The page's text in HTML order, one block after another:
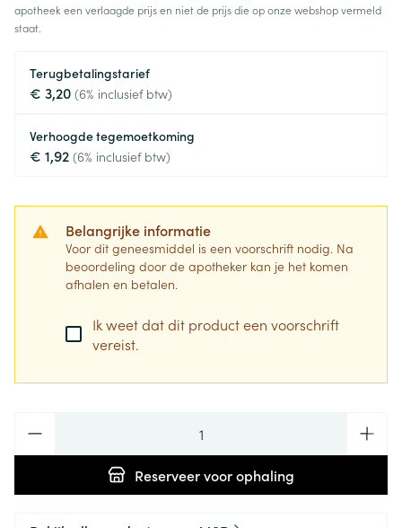
apotheek een verlaagde prijs en niet de prijs die op onze webshop vermeld
staat.
Terugbetalingstarief
€ 3,20 (6% inclusief btw)
Verhoogde tegemoetkoming
€ 1,92 (6% inclusief btw)
Belangrijke informatie
Voor dit geneesmiddel is een voorschrift nodig. Na
beoordeling door de apotheker kan je het komen
afhalen en betalen.
Ik weet dat dit product een voorschrift
vereist.
Reserveervoor ophaling